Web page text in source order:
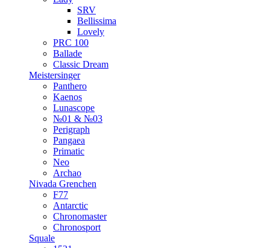
SRV
Bellissima
Lovely
PRC 100
Ballade
Classic Dream
Meistersinger
Panthero
Kaenos
Lunascope
№01 & №03
Perigraph
Pangaea
Primatic
Neo
Archao
Nivada Grenchen
F77
Antarctic
Chronomaster
Chronosport
Squale